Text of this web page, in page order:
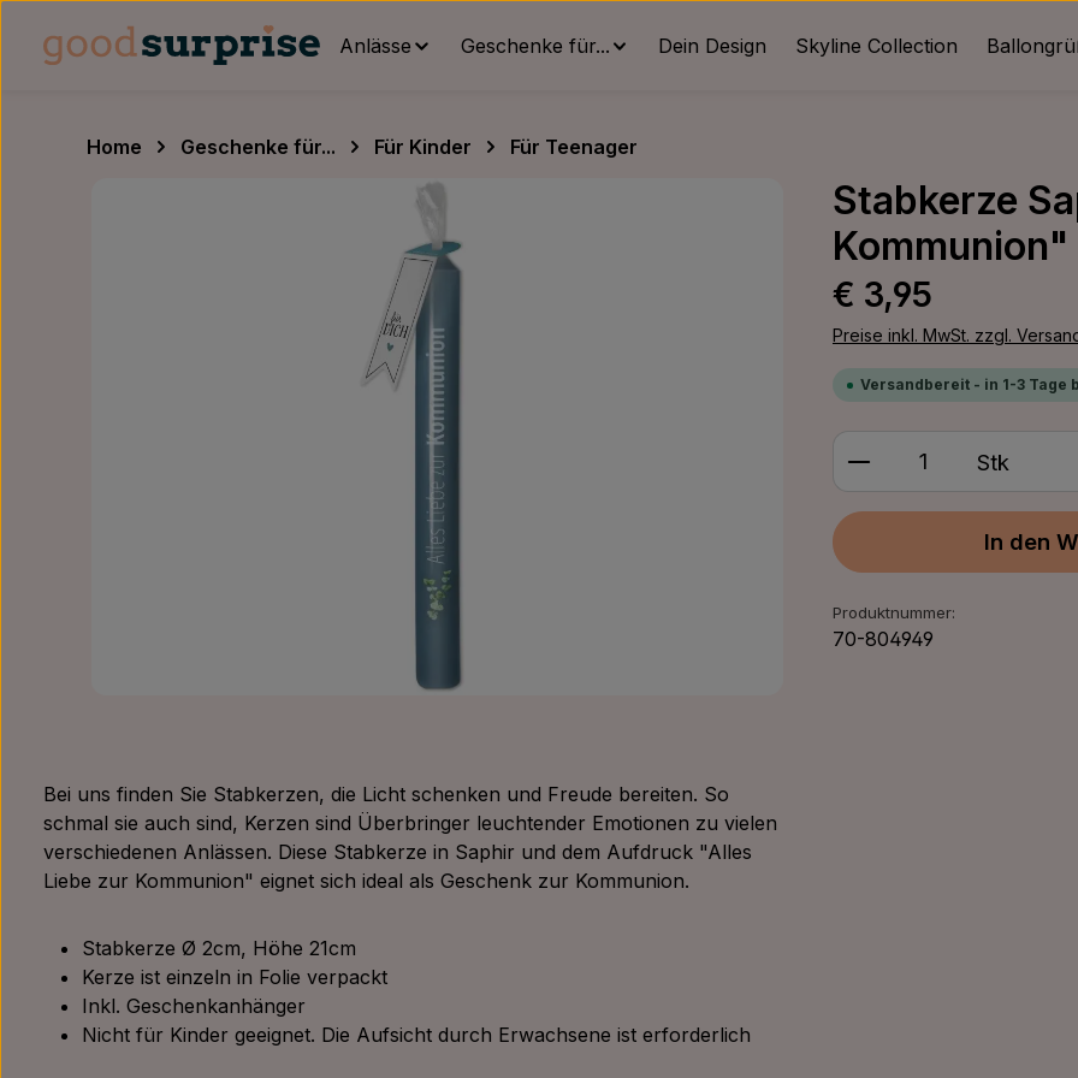
Hauptinhalt springen
Zur Hauptnavigation springen
Anlässe Geschenke für... Dein Design Skyline Collection
Home Geschenke für... Für Kinder
Für Teenager
Stabkerze
Kommunion"
Regulärer Preis:
€ 3,95
Preise inkl. MwSt. zzgl.
Versandbereit - in 1-3 Tage
Produkt Anzahl:
Stk
In den
Produktnummer:
70-804949
Bei uns finden Sie Stabkerzen, die Licht schenken und Freude bereiten. So
schmal sie auch sind, Kerzen sind Überbringer leuchtender Emotionen zu vielen
verschiedenen Anlässen. Diese Stabkerze in Saphir und dem Aufdruck "Alles
Liebe zur Kommunion" eignet sich ideal als Geschenk zur Kommunion.
Stabkerze Ø 2cm, Höhe 21cm
Kerze ist einzeln in Folie verpackt
Inkl. Geschenkanhänger
Nicht für Kinder geeignet. Die Aufsicht durch Erwachsene ist erforderlich